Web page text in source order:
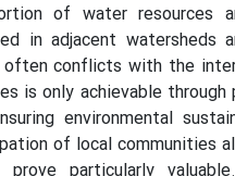
of water resources
in adjacent watersheds
often conflicts with the
is only achievable
environmental
of local communities